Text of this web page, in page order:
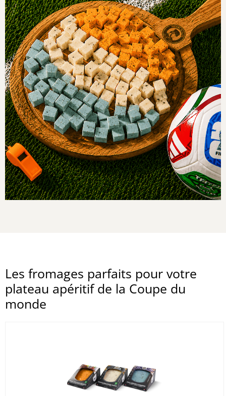
Les fromages parfaits pour votre
plateau apéritif de la Coupe du
monde